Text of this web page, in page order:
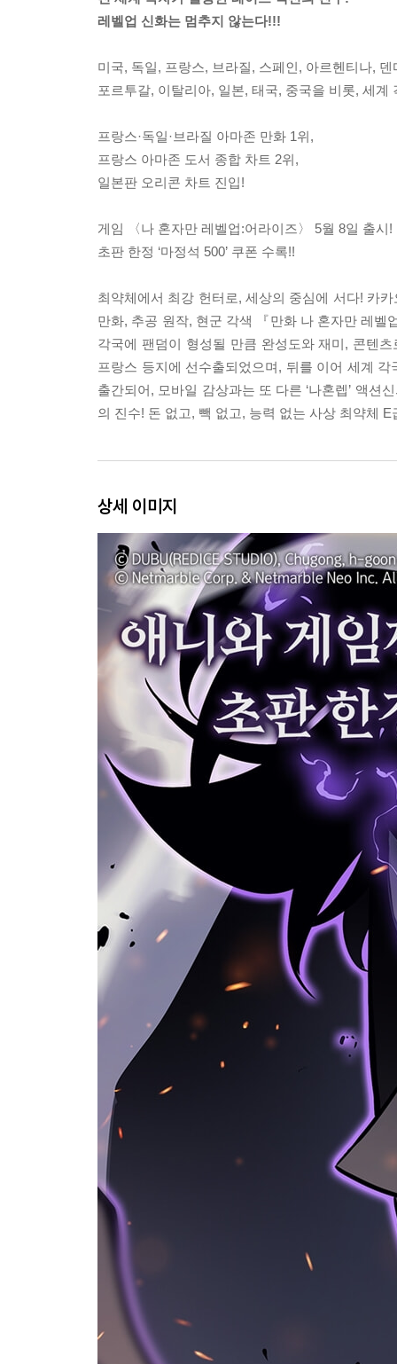
레벨업 신화는 멈추지 않는다!!!
미국, 독일, 프랑스, 브라질, 스페인, 아르헨티나,
포르투갈, 이탈리아, 일본, 태국, 중국을 비롯, 세계
프랑스·독일·브라질 아마존 만화 1위,
프랑스 아마존 도서 종합 차트 2위,
일본판 오리콘 차트 진입!
게임 〈나 혼자만 레벨업:어라이즈〉 5월 8일 출시!
초판 한정 ‘마정석 500’ 쿠폰 수록!!
최약체에서 최강 헌터로, 세상의 중심에 서다! 카
만화, 추공 원작, 현군 각색 『만화 나 혼자만 레
각국에 팬덤이 형성될 만큼 완성도와 재미, 콘텐
프랑스 등지에 선수출되었으며, 뒤를 이어 세계
출간되어, 모바일 감상과는 또 다른 ‘나혼렙’ 액
의 진수! 돈 없고, 빽 없고, 능력 없는 사상 최약체
상세 이미지